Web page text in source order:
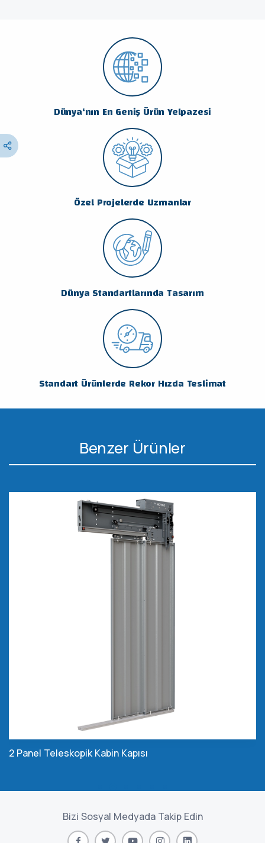
Dünya‘nın En Geniş Ürün Yelpazesi
Özel Projelerde Uzmanlar
Dünya Standartlarında Tasarım
Standart Ürünlerde Rekor Hızda Teslimat
Benzer Ürünler
2 Panel Teleskopik Kabin Kapısı
Bizi Sosyal Medyada Takip Edin